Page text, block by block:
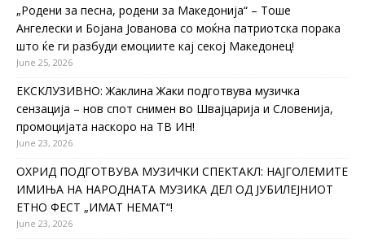
„Родени за песна, родени за Македонија“ – Тоше
Ангелески и Бојана Јованова со моќна патриотска порака
што ќе ги разбуди емоциите кај секој Македонец!
June 25, 2026
ЕКСКЛУЗИВНО: Жаклина Жаки подготвува музичка
сензација – нов спот снимен во Швајцарија и Словенија,
промоцијата наскоро на ТВ ИН!
June 23, 2026
ОХРИД ПОДГОТВУВА МУЗИЧКИ СПЕКТАКЛ: НАЈГОЛЕМИТЕ
ИМИЊА НА НАРОДНАТА МУЗИКА ДЕЛ ОД ЈУБИЛЕЈНИОТ
ЕТНО ФЕСТ „ИМАТ НЕМАТ“!
June 23, 2026